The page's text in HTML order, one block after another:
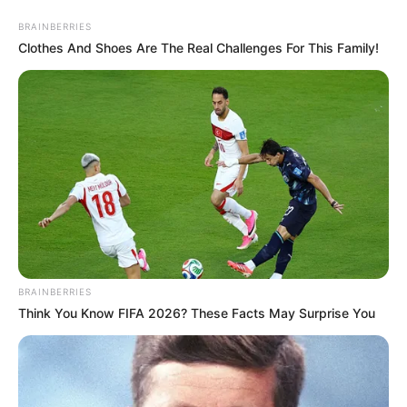
contenu
ASTRO CHANCE
Les Numéros Chance du Jour
Menu
LOTO VIERGE NUMEROS
CHANCE
BRAINBERRIES
Clothes And Shoes Are The Real Challenges For This Family!
BRAINBERRIES
Think You Know FIFA 2026? These Facts May Surprise You